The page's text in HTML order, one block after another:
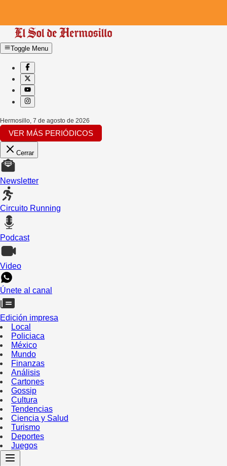
Toggle Menu
Hermosillo 7 de agosto de 2026
VER MÁS PERIÓDICOS
Cerrar
Newsletter
Circuito Running
Podcast
Video
Únete al canal
Edición impresa
Local
Policiaca
México
Mundo
Finanzas
Análisis
Cartones
Gossip
Cultura
Tendencias
Ciencia y Salud
Turismo
Deportes
Juegos